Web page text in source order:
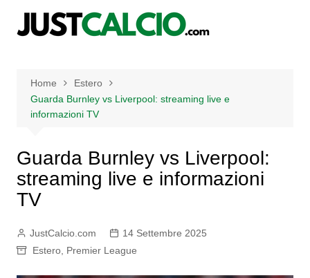
Home
Estero
Guarda Burnley vs Liverpool: streaming live e
informazioni TV
Guarda Burnley vs Liverpool:
streaming live e informazioni
TV
JustCalcio.com
14 Settembre 2025
Estero, Premier League